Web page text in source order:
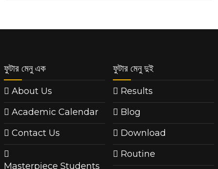
ফুটার মেনু এক
About Us
Academic Calendar
Contact Us
Masterpiece Students
ফুটার মেনু দুই
Results
Blog
Download
Routine